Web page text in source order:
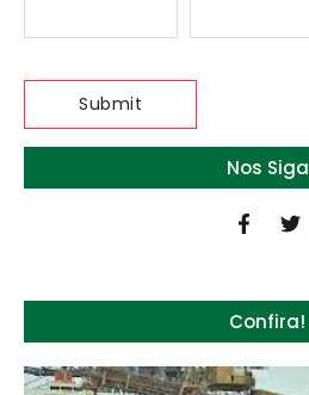
Nos Siga
Confira!